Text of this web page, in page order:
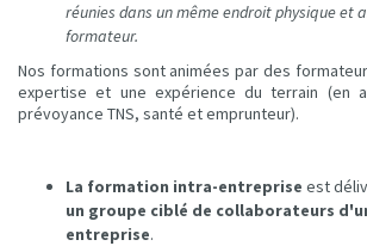
réunies dans un même endroit physique et
formateur.
Nos formations sont animées par des
expertise et une expérience du terrain (en
prévoyance TNS, santé et emprunteur).
La formation intra-entreprise est
un groupe ciblé de collaborateurs
entreprise.